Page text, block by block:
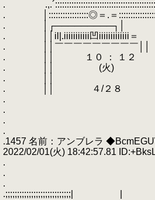
.
. │:::::::::::::::::◎＝.＝
. │┌─────────┐│
. ││il|.iiiiiiiiiii凹iiiiiiiiiiiii＝
. ││￣￣￣￣￣￣￣￣￣││
. ││ １０ ： １２
. ││ (火)
. ││
. ││ ４/２８
.
.
.
.
.1457 名前：アンブレラ
2022/02/01(火) 18:42:57.81
.
.
.